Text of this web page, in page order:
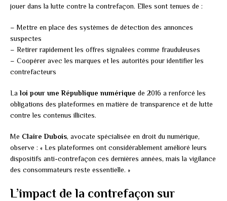
jouer dans la lutte contre la contrefaçon. Elles sont tenues de :
– Mettre en place des systèmes de détection des annonces
suspectes
– Retirer rapidement les offres signalées comme frauduleuses
– Coopérer avec les marques et les autorités pour identifier les
contrefacteurs
La loi pour une République numérique de 2016 a renforcé les
obligations des plateformes en matière de transparence et de lutte
contre les contenus illicites.
Me Claire Dubois, avocate spécialisée en droit du numérique,
observe : « Les plateformes ont considérablement amélioré leurs
dispositifs anti-contrefaçon ces dernières années, mais la vigilance
des consommateurs reste essentielle. »
L’impact de la contrefaçon sur